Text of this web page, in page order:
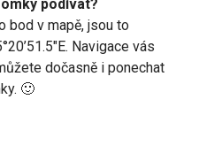
podívat?
bod v mapě, jsou to
Navigace vás
dočasně i ponechat
🙂